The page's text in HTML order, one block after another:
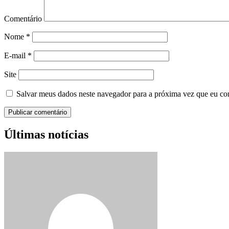
Comentário
Nome *
E-mail *
Site
Salvar meus dados neste navegador para a próxima vez que eu
Últimas notícias